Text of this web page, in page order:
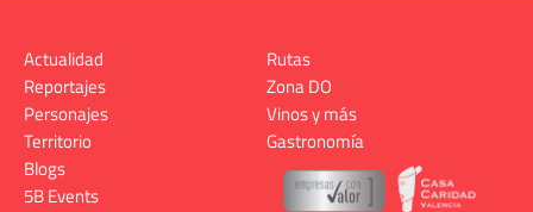
Actualidad
Reportajes
Personajes
Territorio
Rutas
Zona DO
Vinos y más
Gastronomía
Blogs
5B Events